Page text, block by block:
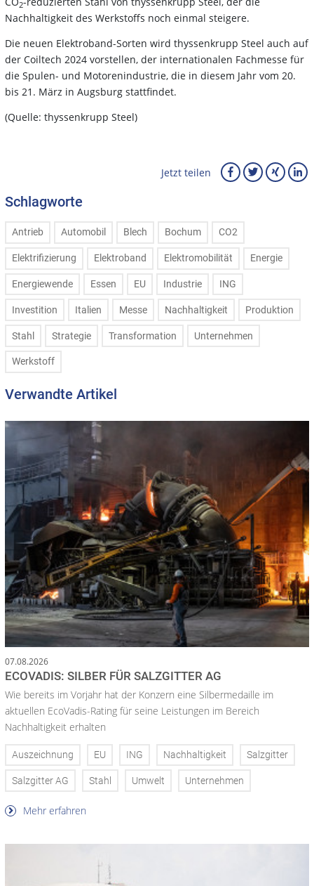
2
Nachhaltigkeit des Werkstoffs noch einmal steigere.
Die neuen Elektroband-Sorten wird thyssenkrupp Steel auch auf
der Coiltech 2024 vorstellen, der internationalen Fachmesse für
die Spulen- und Motorenindustrie, die in diesem Jahr vom 20.
bis 21. März in Augsburg stattfindet.
(Quelle: thyssenkrupp Steel)
Jetzt teilen
Schlagworte
Antrieb Automobil Blech Bochum CO2
Elektrifizierung Elektroband Elektromobilität Energie
Energiewende Essen EU Industrie ING
Investition Italien Messe Nachhaltigkeit Produktion
Stahl Strategie Transformation Unternehmen
Werkstoff
Verwandte Artikel
07.08.2026
ECOVADIS: SILBER FÜR SALZGITTER AG
Wie bereits im Vorjahr hat der Konzern eine Silbermedaille im
aktuellen EcoVadis-Rating für seine Leistungen im Bereich
Nachhaltigkeit erhalten
Auszeichnung EU ING Nachhaltigkeit Salzgitter
Salzgitter AG Stahl Umwelt Unternehmen
Mehr erfahren